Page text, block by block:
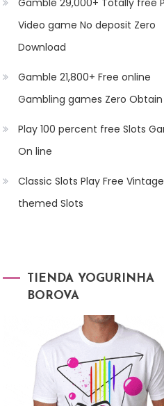
Gamble 29,000+ Totally free
Video game No deposit Zero
Download
Gamble 21,800+ Free online
Gambling games Zero Obtain
Play 100 percent free Slots
On line
Classic Slots Play Free
themed Slots
TIENDA YOGURINHA
BOROVA